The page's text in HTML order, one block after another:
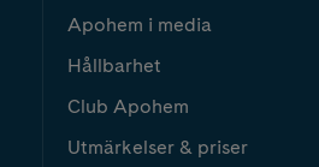
Apohem i media
Hållbarhet
Club Apohem
Utmärkelser & priser